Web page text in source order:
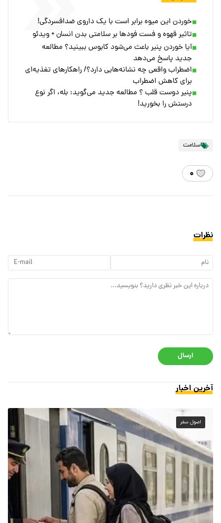
خوردن این میوه برابر است با یک داروی ضدافسردگی!
تاثیر قهوه و فست فود‌ها بر سلامتی بدن انسان + ویدئو
آیا خوردن پنیر باعث می‌شود کابوس ببینید؟ مطالعه
جدید پاسخ می‌دهد
اضطراب واقعی چه نشانه‌هایی دارد؟/ راهکارهای تغذیه‌ای
برای کاهش اضطراب
پنیر دوست قلب ؟ مطالعه جدید می‌گوید: بله، اگر نوع
درستش را بخورید!
سلامت
۰
نظرات
ارسال
آخرین اخبار
اصول سفر